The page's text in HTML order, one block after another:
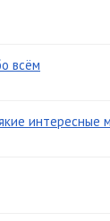
всём
интересные